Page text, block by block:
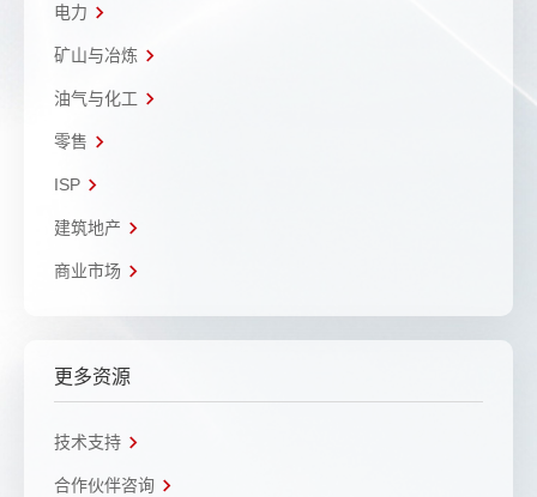
电力
矿山与冶炼
油气与化工
零售
ISP
建筑地产
商业市场
更多资源
技术支持
合作伙伴咨询